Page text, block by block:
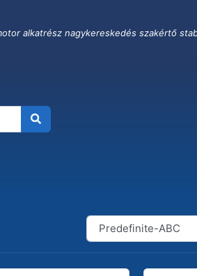
alkatrész nagykereskedés szakértő